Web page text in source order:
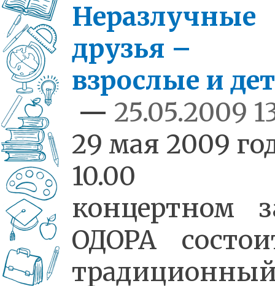
Неразлучные
друзья –
взрослые и
— 25.05.2009
29 мая 2009
10.00
концертном
ОДОРА